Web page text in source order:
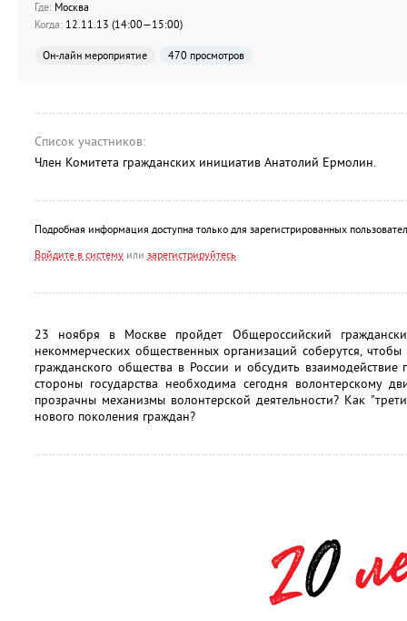
Где: Москва
Когда: 12.11.13 (14:00—15:00)
Он-лайн мероприятие 470 просмотров
Список участников:
Член Комитета гражданских инициатив Анатолий Ермолин.
Подробная информация доступна только для зарегистрированных
Войдите в систему или зарегистрируйтесь
23 ноября в Москве пройдет Общероссийский
некоммерческих общественных организаций соберутся,
гражданского общества в России и обсудить
стороны государства необходима сегодня волонтерскому
прозрачны механизмы волонтерской деятельности? Как
нового поколения граждан?